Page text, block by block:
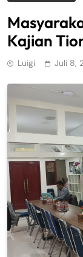
Kajian
Luigi Juli 8,